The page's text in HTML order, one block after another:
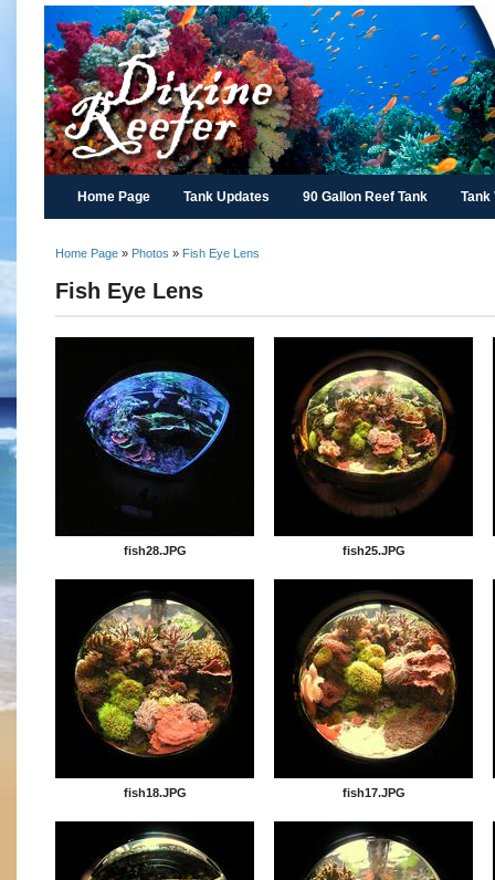
Home Page Tank Updates 90 Gallon Reef Tank Tank
Home Page » Photos » Fish Eye Lens
Fish Eye Lens
fish28.JPG fish25.JPG
fish18.JPG fish17.JPG